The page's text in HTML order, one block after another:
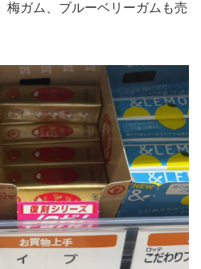
梅ガム、ブルーベリーガムも売